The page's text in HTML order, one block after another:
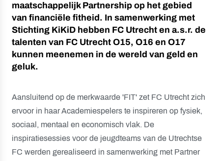
maatschappelijk Partnership op het gebied
van financiële fitheid. In samenwerking met
Stichting KiKiD hebben FC Utrecht en a.s.r. de
talenten van FC Utrecht O15, O16 en O17
kunnen meenemen in de wereld van geld en
geluk.
Aansluitend op de merkwaarde 'FIT' zet FC Utrecht zich
ervoor in haar Academiespelers te inspireren op fysiek,
sociaal, mentaal en economisch vlak. De
inspiratiesessies voor de jeugdteams van de Utrechtse
FC werden gerealiseerd in samenwerking met Partner